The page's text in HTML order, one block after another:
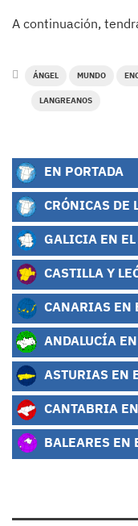
A continuación,
ÁNGEL MUNDO
LANGREANOS
EN PORTADA
CRÓNICAS DE
GALICIA EN EL
CASTILLA Y
CANARIAS EN
ANDALUCÍA
ASTURIAS EN
CANTABRIA
BALEARES EN